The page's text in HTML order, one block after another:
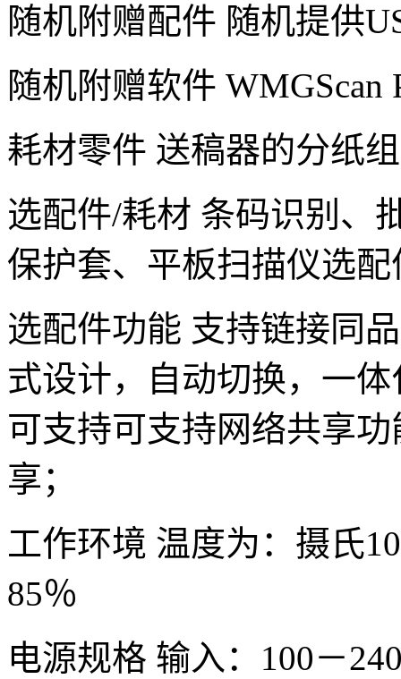
随机附赠配件 随机提供
随机附赠软件 WMGScan
耗材零件 送稿器的分纸
选配件/耗材 条码识别、
保护套、平板扫描仪选配
选配件功能 支持链接同
式设计，自动切换，一
可支持可支持网络共享
享；
工作环境 温度为：摄氏
85％
电源规格 输入：100－